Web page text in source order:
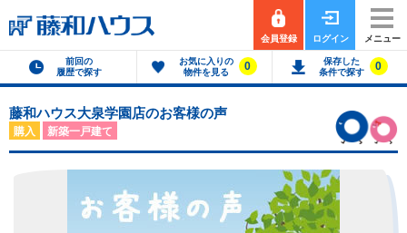
会員登録 ログイン メニュー
前回の
履歴で探す
お気に入りの
物件を見る
0
保存した
条件で探す
0
藤和ハウス大泉学園店のお客様の声
購入 新築一戸建て